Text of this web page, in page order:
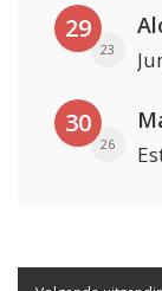
29
23
30
26